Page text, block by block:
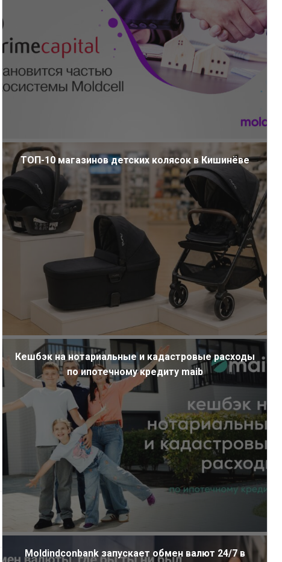
ТОП-10 магазинов детских колясок в Кишинёве
Кешбэк на нотариальные и кадастровые расходы
по ипотечному кредиту maib
Moldindconbank запускает обмен валют 24/7 в